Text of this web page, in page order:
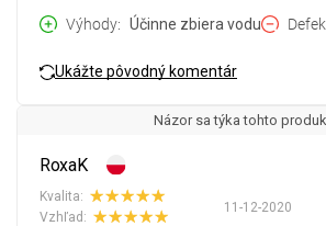
Výhody
Účinne zbiera vodu
Ukážte pôvodný komentár
Názor sa týka tohto
RoxaK
11-12-2020
Kvalita:
Vzhľad: